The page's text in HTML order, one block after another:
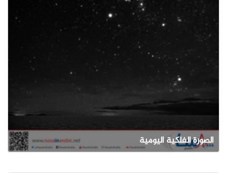
الصورة الفلكية اليومية